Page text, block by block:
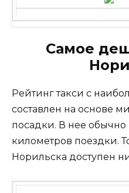
Самое
Рейтинг такси с
составлен на основе
посадки. В нее обычно
километров поездки.
Норильска доступен